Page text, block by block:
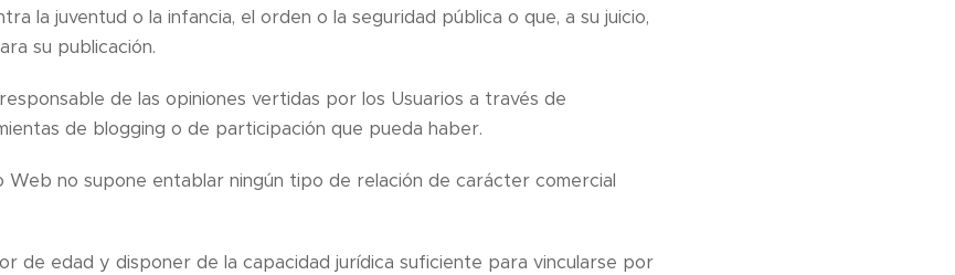
la juventud o la infancia, el orden o la seguridad pública o que, a su juicio,
su publicación.
de las opiniones vertidas por los Usuarios a través de
de blogging o de participación que pueda haber.
Web no supone entablar ningún tipo de relación de carácter comercial
de edad y disponer de la capacidad jurídica suficiente para vincularse por